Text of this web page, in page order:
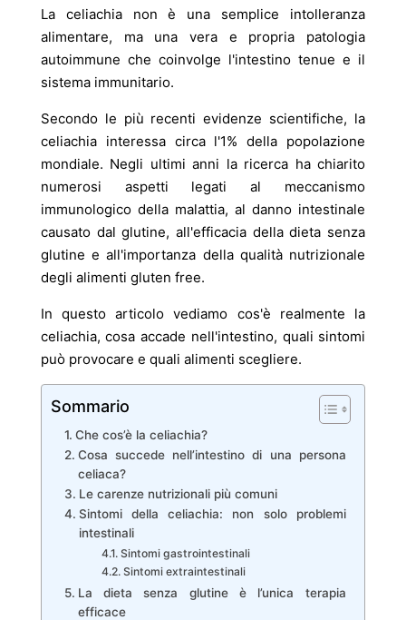
La celiachia non è una semplice intolleranza
alimentare, ma una vera e propria patologia
autoimmune che coinvolge l'intestino tenue e il
sistema immunitario.
Secondo le più recenti evidenze scientifiche, la
celiachia interessa circa l'1% della popolazione
mondiale. Negli ultimi anni la ricerca ha chiarito
numerosi aspetti legati al meccanismo
immunologico della malattia, al danno intestinale
causato dal glutine, all'efficacia della dieta senza
glutine e all'importanza della qualità nutrizionale
degli alimenti gluten free.
In questo articolo vediamo cos'è realmente la
celiachia, cosa accade nell'intestino, quali sintomi
può provocare e quali alimenti scegliere.
Sommario
Che cos’è la celiachia?
Cosa succede nell’intestino di una persona
celiaca?
Le carenze nutrizionali più comuni
Sintomi della celiachia: non solo problemi
intestinali
Sintomi gastrointestinali
Sintomi extraintestinali
La dieta senza glutine è l’unica terapia
efficace